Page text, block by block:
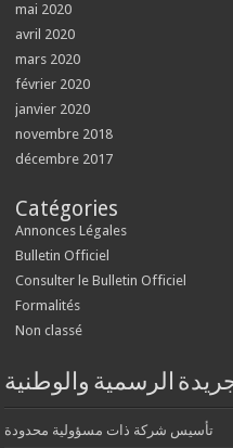
mai 2020
avril 2020
mars 2020
février 2020
janvier 2020
novembre 2018
décembre 2017
Catégories
Annonces Légales
Bulletin Officiel
Consulter le Bulletin Officiel
Formalités
Non classé
الرسمية والوطنية
تأسيس شركة ذات مسؤولية محدودة